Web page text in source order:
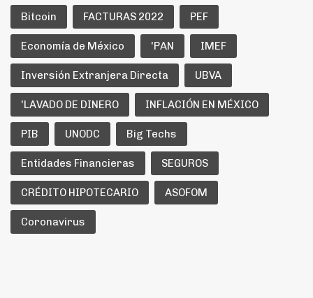
Bitcoin FACTURAS 2022 PEF
Economía de México 'PAN IMEF
Inversión Extranjera Directa UBVA
'LAVADO DE DINERO INFLACIÓN EN MÉXICO
PIB UNODC Big Techs
Entidades Financieras SEGUROS
CRÉDITO HIPOTECARIO ASOFOM
Coronavirus